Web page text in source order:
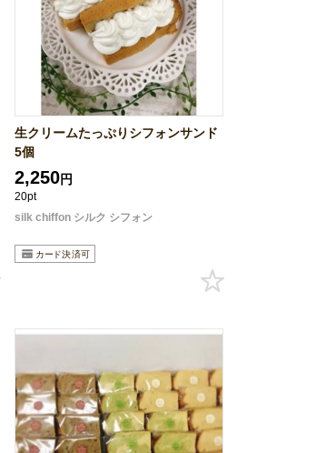
生クリームたっぷりシフォンサンド
5個
2,250円
20pt
silk chiffon シルク シフォン